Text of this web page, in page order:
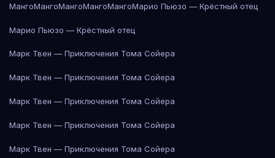
МангоМангоМангоМангоМангоМарио Пьюзо — Крёстный отец
Марио Пьюзо — Крёстный отец
Марк Твен — Приключения Тома Сойера
Марк Твен — Приключения Тома Сойера
Марк Твен — Приключения Тома Сойера
Марк Твен — Приключения Тома Сойера
Марк Твен — Приключения Тома Сойера